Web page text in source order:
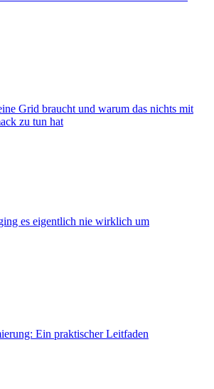
Grid braucht und warum das nichts mit
zu tun hat
es eigentlich nie wirklich um
Ein praktischer Leitfaden